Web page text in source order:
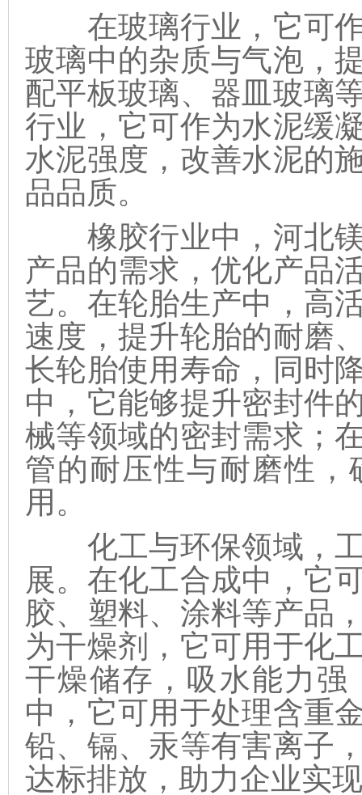
在玻璃行业，它可作
玻璃中的杂质与气泡，
配平板玻璃、器皿玻璃
行业，它可作为水泥缓
水泥强度，改善水泥的
品品质。
橡胶行业中，河北镁
产品的需求，优化产品
艺。在轮胎生产中，高
速度，提升轮胎的耐磨
长轮胎使用寿命，同时
中，它能够提升密封件
械等领域的密封需求；
管的耐压性与耐磨性
用。
化工与环保领域，工
展。在化工合成中，它
胶、塑料、涂料等产品
为干燥剂，它可用于化
干燥储存，吸水能力
中，它可用于处理含重
铅、镉、汞等有害离子
达标排放，助力企业实